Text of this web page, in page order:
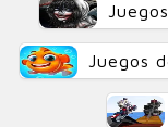
Juegos